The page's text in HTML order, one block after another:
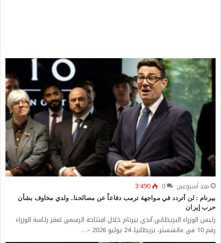
منذ أسبوعين 0 3٬490
بيرنام : لن أتردد في مواجهة ترمب دفاعاً عن مصالحنا.. ولدي مخاوف بشأن
حرب إيران
رئيس الوزراء البريطاني آندي بيرنام خلال افتتاحه الرسمي لمقر رئاسة الوزراء
رقم 10 في مانشستر، بريطانيا. 24 يوليو 2026 –…